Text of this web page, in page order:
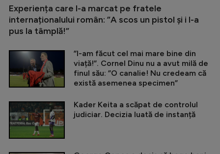
Experiența care l-a marcat pe fratele
internaționalului român: ”A scos un pistol și i l-a
pus la tâmplă!”
”I-am făcut cel mai mare bine din
viață!”. Cornel Dinu nu a avut milă de
finul său: ”O canalie! Nu credeam că
există asemenea specimen”
Kader Keita a scăpat de controlul
judiciar. Decizia luată de instanță